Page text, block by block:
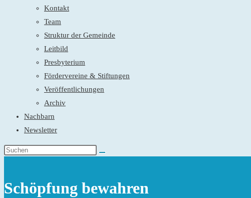
Kontakt
Team
Struktur der Gemeinde
Leitbild
Presbyterium
Fördervereine & Stiftungen
Veröffentlichungen
Archiv
Nachbarn
Newsletter
Schöpfung bewahren